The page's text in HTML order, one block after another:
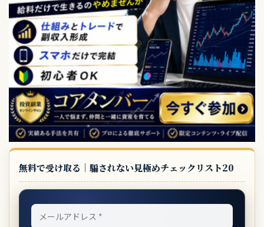
無料で受け取る｜騙されない見極めチェックリスト20